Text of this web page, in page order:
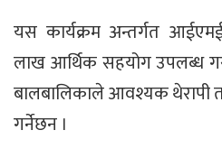
यस कार्यक्रम अन्तर्गत
लाख आर्थिक सहयोग उपलब्ध
बालबालिकाले आवश्यक थेरापी
गर्नेछन ।